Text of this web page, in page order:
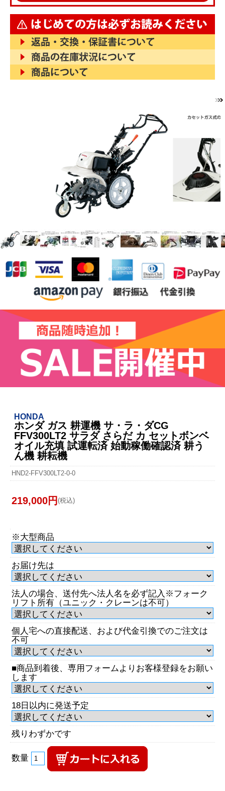
HONDA
ホンダ ガス 耕運機 サ・ラ・ダCG
FFV300LT2 サラダ さらだ カ セットボンベ
オイル充填 試運転済 始動稼働確認済 耕う
ん機 耕耘機
HND2-FFV300LT2-0-0
219,000円 (税込)
※大型商品
お届け先は
法人の場合、送付先へ法人名を必ず記入※フォーク
リフト所有（ユニック・クレーンは不可）
個人宅への直接配送、および代金引換でのご注文は
不可
■商品到着後、専用フォームよりお客様登録をお願い
します
18日以内に発送予定
残りわずかです
数量